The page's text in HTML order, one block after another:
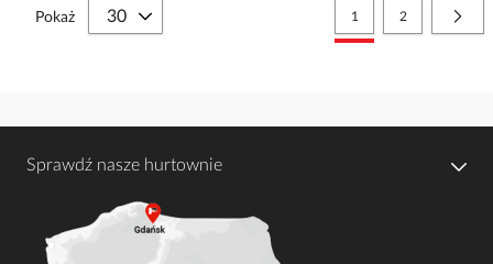
Strona
Aktualnie czytasz stronę
1 Strona
2
Pokaż
Sprawdź nasze hurtownie